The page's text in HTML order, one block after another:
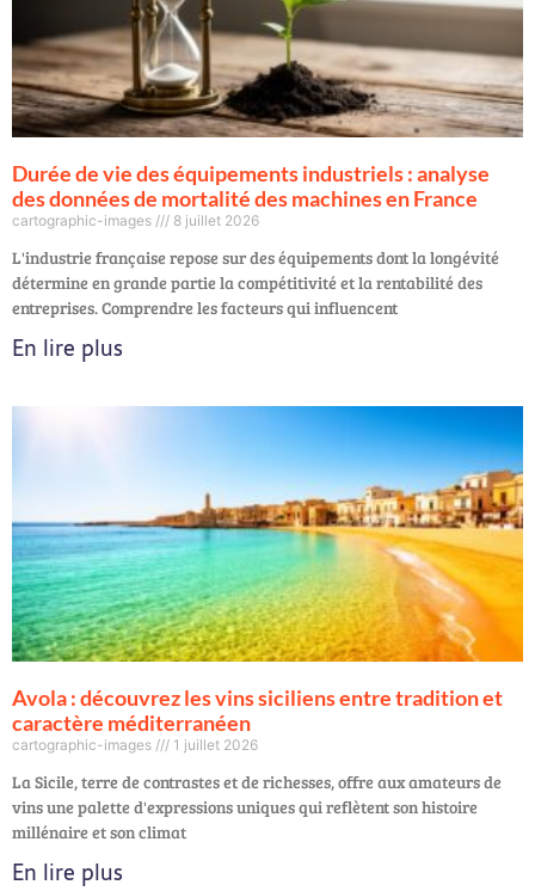
Durée de vie des équipements industriels : analyse
des données de mortalité des machines en France
cartographic-images 8 juillet 2026
L'industrie française repose sur des équipements dont la longévité
détermine en grande partie la compétitivité et la rentabilité des
entreprises. Comprendre les facteurs qui influencent
En lire plus
Avola : découvrez les vins siciliens entre tradition et
caractère méditerranéen
cartographic-images 1 juillet 2026
La Sicile, terre de contrastes et de richesses, offre aux amateurs de
vins une palette d'expressions uniques qui reflètent son histoire
millénaire et son climat
En lire plus